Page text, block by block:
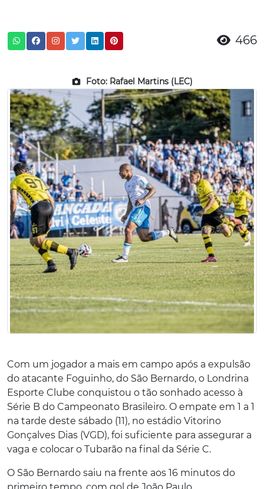
466
Foto: Rafael Martins (LEC)
Com um jogador a mais em campo após a expulsão
do atacante Foguinho, do São Bernardo, o Londrina
Esporte Clube conquistou o tão sonhado acesso à
Série B do Campeonato Brasileiro. O empate em 1 a 1
na tarde deste sábado (11), no estádio Vitorino
Gonçalves Dias (VGD), foi suficiente para assegurar a
vaga e colocar o Tubarão na final da Série C.
O São Bernardo saiu na frente aos 16 minutos do